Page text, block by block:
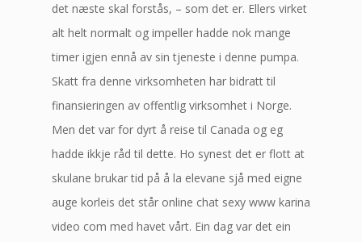
det næste skal forstås, – som det er. Ellers virket
alt helt normalt og impeller hadde nok mange
timer igjen ennå av sin tjeneste i denne pumpa.
Skatt fra denne virksomheten har bidratt til
finansieringen av offentlig virksomhet i Norge.
Men det var for dyrt å reise til Canada og eg
hadde ikkje råd til dette. Ho synest det er flott at
skulane brukar tid på å la elevane sjå med eigne
auge korleis det står online chat sexy www karina
video com med havet vårt. Ein dag var det ein